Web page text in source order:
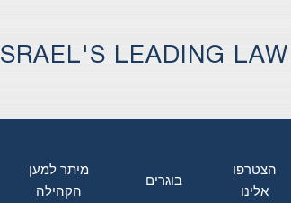
ISRAEL'S LEADING LAW
הצטרפו
אלינו
בוגרים
מיתר למען
הקהילה